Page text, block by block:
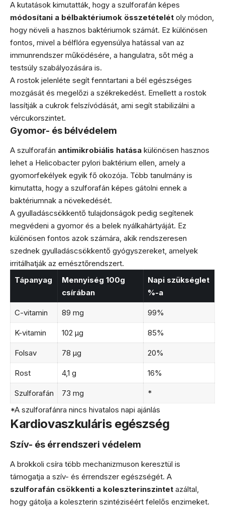
A kutatások kimutatták, hogy a szulforafán képes
módosítani a bélbaktériumok összetételét oly módon,
hogy növeli a hasznos baktériumok számát. Ez különösen
fontos, mivel a bélflóra egyensúlya hatással van az
immunrendszer működésére, a hangulatra, sőt még a
testsúly szabályozására is.
A rostok jelenléte segít fenntartani a bél egészséges
mozgását és megelőzi a székrekedést. Emellett a rostok
lassítják a cukrok felszívódását, ami segít stabilizálni a
vércukorszintet.
Gyomor- és bélvédelem
A szulforafán antimikrobiális hatása különösen hasznos
lehet a Helicobacter pylori baktérium ellen, amely a
gyomorfekélyek egyik fő okozója. Több tanulmány is
kimutatta, hogy a szulforafán képes gátolni ennek a
baktériumnak a növekedését.
A gyulladáscsökkentő tulajdonságok pedig segítenek
megvédeni a gyomor és a belek nyálkahártyáját. Ez
különösen fontos azok számára, akik rendszeresen
szednek gyulladáscsökkentő gyógyszereket, amelyek
irritálhatják az emésztőrendszert.
Tápanyag
Mennyiség 100g
csírában
Napi szükséglet
%-a
C-vitamin 89 mg 99%
K-vitamin 102 μg 85%
Folsav 78 μg 20%
Rost 4,1 g 16%
Szulforafán 73 mg
*
*A szulforafánra nincs hivatalos napi ajánlás
Kardiovaszkuláris egészség
Szív- és érrendszeri védelem
A brokkoli csíra több mechanizmuson keresztül is
támogatja a szív- és érrendszer egészségét. A
szulforafán csökkenti a koleszterinszintet azáltal,
hogy gátolja a koleszterin szintéziséért felelős enzimeket.